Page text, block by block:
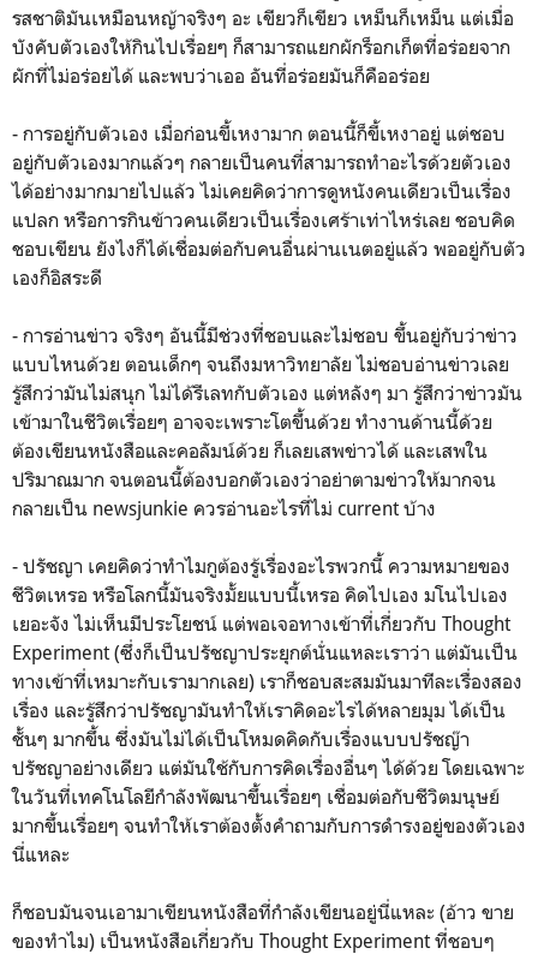
รสชาติมันเหมือนหญ้าจริงๆ อะ เขียวก็เขียว เหม็นก็เหม็น แต่เมื่อ
บังคับตัวเองให้กินไปเรื่อยๆ ก็สามารถแยกผักร็อกเก็ตที่อร่อยจาก
ผักที่ไม่อร่อยได้ และพบว่าเออ อันที่อร่อยมันก็คืออร่อย
- การอยู่กับตัวเอง เมื่อก่อนขี้เหงามาก ตอนนี้ก็ขี้เหงาอยู่ แต่ชอบ
อยู่กับตัวเองมากแล้วๆ กลายเป็นคนที่สามารถทำอะไรด้วยตัวเอง
ได้อย่างมากมายไปแล้ว ไม่เคยคิดว่าการดูหนังคนเดียวเป็นเรื่อง
แปลก หรือการกินข้าวคนเดียวเป็นเรื่องเศร้าเท่าไหร่เลย ชอบคิด
ชอบเขียน ยังไงก็ได้เชื่อมต่อกับคนอื่นผ่านเนตอยู่แล้ว พออยู่กับตัว
เองก็อิสระดี
- การอ่านข่าว จริงๆ อันนี้มีช่วงที่ชอบและไม่ชอบ ขึ้นอยู่กับว่าข่าว
แบบไหนด้วย ตอนเด็กๆ จนถึงมหาวิทยาลัย ไม่ชอบอ่านข่าวเลย
รู้สึกว่ามันไม่สนุก ไม่ได้รีเลทกับตัวเอง แต่หลังๆ มา รู้สึกว่าข่าวมัน
เข้ามาในชีวิตเรื่อยๆ อาจจะเพราะโตขึ้นด้วย ทำงานด้านนี้ด้วย
ต้องเขียนหนังสือและคอลัมน์ด้วย ก็เลยเสพข่าวได้ และเสพใน
ปริมาณมาก จนตอนนี้ต้องบอกตัวเองว่าอย่าตามข่าวให้มากจน
กลายเป็น newsjunkie ควรอ่านอะไรที่ไม่ current บ้าง
- ปรัชญา เคยคิดว่าทำไมกูต้องรู้เรื่องอะไรพวกนี้ ความหมายของ
ชีวิตเหรอ หรือโลกนี้มันจริงมั้ยแบบนี้เหรอ คิดไปเอง มโนไปเอง
เยอะจัง ไม่เห็นมีประโยชน์ แต่พอเจอทางเข้าที่เกี่ยวกับ Thought
Experiment (ซึ่งก็เป็นปรัชญาประยุกต์นั่นแหละเราว่า แต่มันเป็น
ทางเข้าที่เหมาะกับเรามากเลย) เราก็ชอบสะสมมันมาทีละเรื่องสอง
เรื่อง และรู้สึกว่าปรัชญามันทำให้เราคิดอะไรได้หลายมุม ได้เป็น
ชั้นๆ มากขึ้น ซึ่งมันไม่ได้เป็นโหมดคิดกับเรื่องแบบปรัชญ๊า
ปรัชญาอย่างเดียว แต่มันใช้กับการคิดเรื่องอื่นๆ ได้ด้วย โดยเฉพาะ
ในวันที่เทคโนโลยีกำลังพัฒนาขึ้นเรื่อยๆ เชื่อมต่อกับชีวิตมนุษย์
มากขึ้นเรื่อยๆ จนทำให้เราต้องตั้งคำถามกับการดำรงอยู่ของตัวเอง
นี่แหละ
ก็ชอบมันจนเอามาเขียนหนังสือที่กำลังเขียนอยู่นี่แหละ (อ้าว ขาย
ของทำไม) เป็นหนังสือเกี่ยวกับ Thought Experiment ที่ชอบๆ